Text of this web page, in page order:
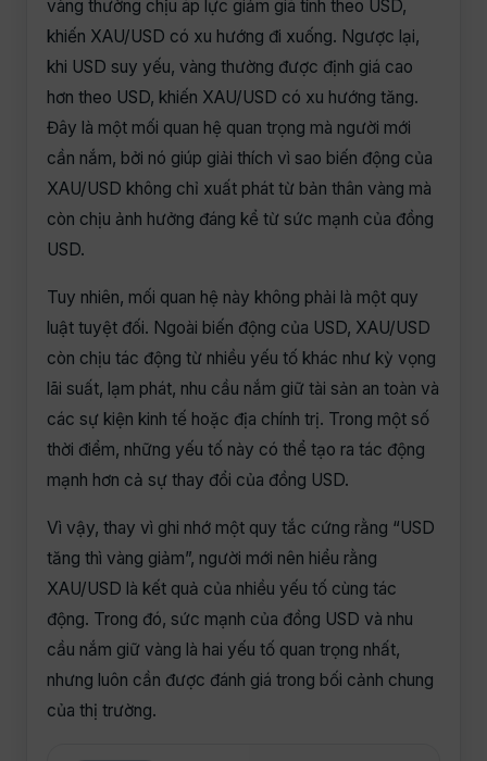
vàng thường chịu áp lực giảm giá tính theo USD,
khiến XAU/USD có xu hướng đi xuống. Ngược lại,
khi USD suy yếu, vàng thường được định giá cao
hơn theo USD, khiến XAU/USD có xu hướng tăng.
Đây là một mối quan hệ quan trọng mà người mới
cần nắm, bởi nó giúp giải thích vì sao biến động của
XAU/USD không chỉ xuất phát từ bản thân vàng mà
còn chịu ảnh hưởng đáng kể từ sức mạnh của đồng
USD.
Tuy nhiên, mối quan hệ này không phải là một quy
luật tuyệt đối. Ngoài biến động của USD, XAU/USD
còn chịu tác động từ nhiều yếu tố khác như kỳ vọng
lãi suất, lạm phát, nhu cầu nắm giữ tài sản an toàn và
các sự kiện kinh tế hoặc địa chính trị. Trong một số
thời điểm, những yếu tố này có thể tạo ra tác động
mạnh hơn cả sự thay đổi của đồng USD.
Vì vậy, thay vì ghi nhớ một quy tắc cứng rằng “USD
tăng thì vàng giảm”, người mới nên hiểu rằng
XAU/USD là kết quả của nhiều yếu tố cùng tác
động. Trong đó, sức mạnh của đồng USD và nhu
cầu nắm giữ vàng là hai yếu tố quan trọng nhất,
nhưng luôn cần được đánh giá trong bối cảnh chung
của thị trường.